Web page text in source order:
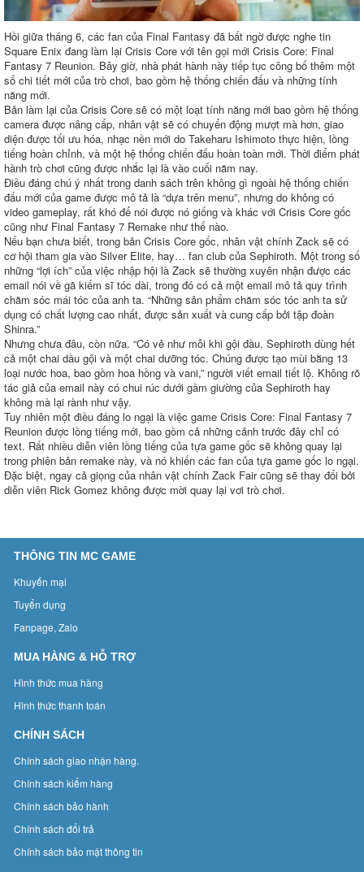
Hồi giữa tháng 6, các fan của Final Fantasy đã bất ngờ được nghe tin
Square Enix đang làm lại Crisis Core với tên gọi mới Crisis Core: Final
Fantasy 7 Reunion. Bây giờ, nhà phát hành này tiếp tục công bố thêm một
số chi tiết mới của trò chơi, bao gồm hệ thống chiến đấu và những tính
năng mới.
Bản làm lại của Crisis Core sẽ có một loạt tính năng mới bao gồm hệ thống
camera được nâng cấp, nhân vật sẽ có chuyển động mượt mà hơn, giao
diện được tối ưu hóa, nhạc nền mới do Takeharu Ishimoto thực hiện, lồng
tiếng hoàn chỉnh, và một hệ thống chiến đấu hoàn toàn mới. Thời điểm phát
hành trò chơi cũng được nhắc lại là vào cuối năm nay.
Điều đáng chú ý nhất trong danh sách trên không gì ngoài hệ thống chiến
đấu mới của game được mô tả là “dựa trên menu”, nhưng do không có
video gameplay, rất khó để nói được nó giống và khác với Crisis Core gốc
cũng như Final Fantasy 7 Remake như thế nào.
Nếu bạn chưa biết, trong bản Crisis Core gốc, nhân vật chính Zack sẽ có
cơ hội tham gia vào Silver Elite, hay… fan club của Sephiroth. Một trong số
những “lợi ích” của việc nhập hội là Zack sẽ thường xuyên nhận được các
email nói về gã kiếm sĩ tóc dài, trong đó có cả một email mô tả quy trình
chăm sóc mái tóc của anh ta. “Những sản phẩm chăm sóc tóc anh ta sử
dụng có chất lượng cao nhất, được sản xuất và cung cấp bởi tập đoàn
Shinra.”
Nhưng chưa đâu, còn nữa. “Có vẻ như mỗi khi gội đầu, Sephiroth dùng hết
cả một chai dầu gội và một chai dưỡng tóc. Chúng được tạo mùi bằng 13
loại nước hoa, bao gồm hoa hồng và vani,” người viết email tiết lộ. Không rõ
tác giả của email này có chui rúc dưới gầm giường của Sephiroth hay
không mà lại rành như vậy.
Tuy nhiên một điều đáng lo ngại là việc game Crisis Core: Final Fantasy 7
Reunion được lồng tiếng mới, bao gồm cả những cảnh trước đây chỉ có
text. Rất nhiều diễn viên lồng tiếng của tựa game gốc sẽ không quay lại
trong phiên bản remake này, và nó khiến các fan của tựa game gốc lo ngại.
Đặc biệt, ngay cả giọng của nhân vật chính Zack Fair cũng sẽ thay đổi bởi
diễn viên Rick Gomez không được mời quay lại vơi trò chơi.
THÔNG TIN MC GAME
Khuyến mại
Tuyển dụng
Fanpage, Zalo
MUA HÀNG & HỖ TRỢ
Hình thức mua hàng
Hình thức thanh toán
CHÍNH SÁCH
Chính sách giao nhận hàng.
Chính sách kiểm hàng
Chính sách bảo hành
Chính sách đổi trả
Chính sách bảo mật thông tin